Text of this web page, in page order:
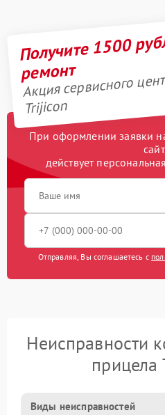
Получите 1500
ремонт
Акция сервисного
Trijicon
При оформлении заявки
действует
Отправляя, Вы соглашаетесь с
Неисправности
прицела
Виды неисправностей